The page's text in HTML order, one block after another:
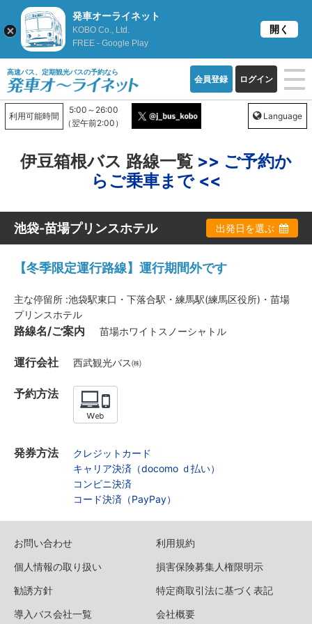
高速バス、定期観光バスの予約なら
会員登録 ログイン
利用可能時間
5:00～26:00
（翌午前2:00）
Language
伊豆箱根バス 路線一覧 >> ご予約か
らご乗車まで <<
池袋-苗場プリンスホテル 出発日を選ぶ
【冬季限定運行路線】運行期間外です
主な停留所 :池袋駅東口・下落合駅・練馬駅(練馬区役所)・苗場
プリンスホテル
路線名/ご案内 苗場ホワイトスノーシャトル
運行会社 西武観光バス㈱
予約方法
発券方法
クレジットカード
キャリア決済（docomo ｄ払い）
コンビニ決済
コード決済（PayPay）
お問い合わせ
利用規約
個人情報の取り扱い
損害保険募集人権限明示
勧誘方針
特定商取引法に基づく表記
導入バス会社一覧
会社概要
発車オーライネット
KOBO Co., Ltd.
FREE - Google Play
開く